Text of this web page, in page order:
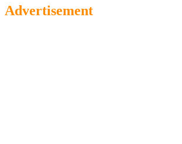
Advertisement